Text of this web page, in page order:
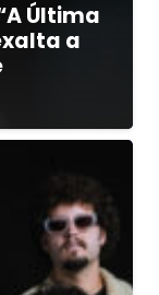
Última
a